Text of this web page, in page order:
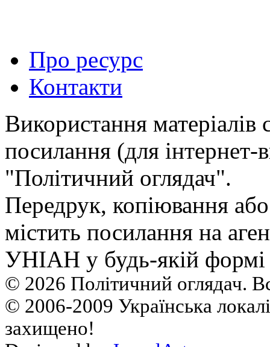
Про ресурс
Контакти
Використання
посилання (для інтернет-
"Політичний оглядач".
Передрук, копiювання
мiстить посилання на
УНIАН у будь-якiй формi
© 2026 Політичний оглядач.
© 2006-2009 Українська
захищено!